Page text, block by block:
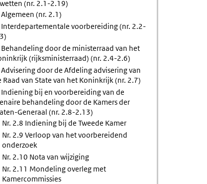
(nr. 2.1-2.19)
(nr. 2.1)
Interdepartementale voorbereiding (nr. 2.2-
Behandeling door de ministerraad van het
(rijksministerraad) (nr. 2.4-2.6)
door de Afdeling advisering van
Raad van State van het Koninkrijk (nr. 2.7)
Indiening bij en voorbereiding van de
behandeling door de Kamers der
Generaal (nr. 2.8-2.13)
Nr. 2.8 Indiening bij de Tweede Kamer
Nr. 2.9 Verloop van het voorbereidend
onderzoek
Nr. 2.10 Nota van wijziging
Nr. 2.11 Mondeling overleg met
Kamercommissies